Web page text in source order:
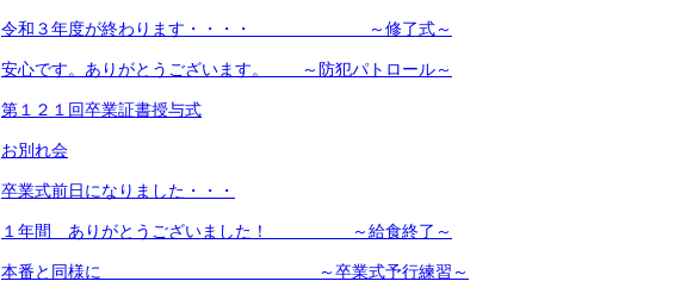
令和３年度が終わります・・・・ ～修了式～
安心です。ありがとうございます。 ～防犯パトロール～
第１２１回卒業証書授与式
お別れ会
卒業式前日になりました・・・
１年間 ありがとうございました！ ～給食終了～
本番と同様に ～卒業式予行練習～